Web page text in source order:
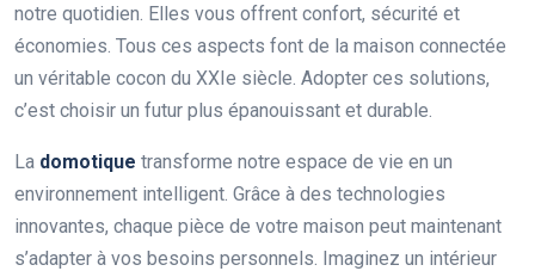
notre quotidien. Elles vous offrent confort, sécurité et
économies. Tous ces aspects font de la maison connectée
un véritable cocon du XXIe siècle. Adopter ces solutions,
c’est choisir un futur plus épanouissant et durable.
La domotique transforme notre espace de vie en un
environnement intelligent. Grâce à des technologies
innovantes, chaque pièce de votre maison peut maintenant
s’adapter à vos besoins personnels. Imaginez un intérieur